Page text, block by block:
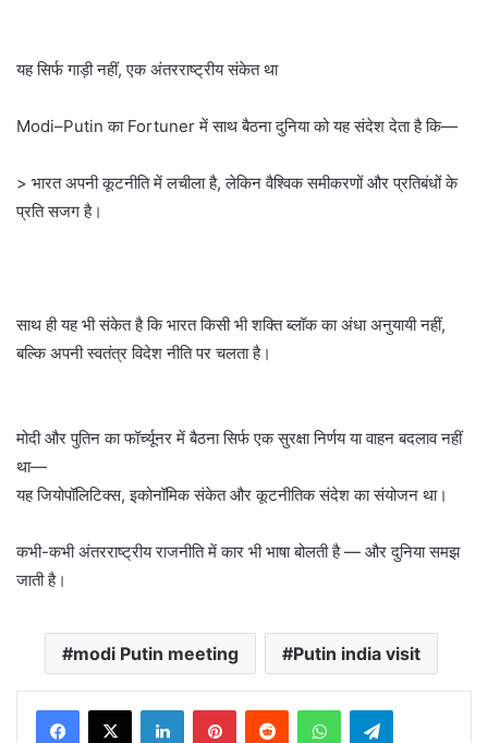
यह सिर्फ गाड़ी नहीं, एक अंतरराष्ट्रीय संकेत था
Modi–Putin का Fortuner में साथ बैठना दुनिया को यह संदेश देता है कि—
> भारत अपनी कूटनीति में लचीला है, लेकिन वैश्विक समीकरणों और प्रतिबंधों के
प्रति सजग है।
साथ ही यह भी संकेत है कि भारत किसी भी शक्ति ब्लॉक का अंधा अनुयायी नहीं,
बल्कि अपनी स्वतंत्र विदेश नीति पर चलता है।
मोदी और पुतिन का फॉर्च्यूनर में बैठना सिर्फ एक सुरक्षा निर्णय या वाहन बदलाव नहीं
था—
यह जियोपॉलिटिक्स, इकोनॉमिक संकेत और कूटनीतिक संदेश का संयोजन था।
कभी-कभी अंतरराष्ट्रीय राजनीति में कार भी भाषा बोलती है — और दुनिया समझ
जाती है।
modi Putin meeting Putin india visit
LinkedInPinterestReddit WhatsAppTelegram